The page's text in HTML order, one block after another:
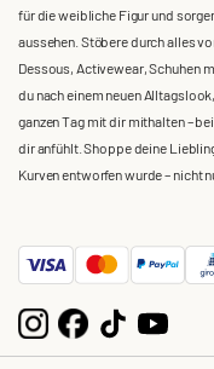
für die weibliche Figur und
aussehen. Stöbere durch alles
Dessous, Activewear, Schuhen
du nach einem neuen
ganzen Tag mit dir mithalten –
dir anfühlt. Shoppe deine
Kurven entworfen wurde – nicht